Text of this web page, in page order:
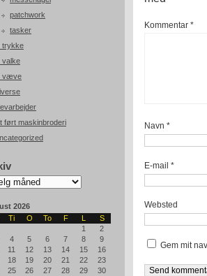
patchwork
tasker
trykke
valke
væve
ført maskinbroderi
2026
Ti O To F L
S
1
2
4 5 6 7 8
9
11 12 13 14 15
16
18 19 20 21 22
23
25 26 27 28 29
30
Kommentar *
Navn *
E-mail *
Websted
Gem mit